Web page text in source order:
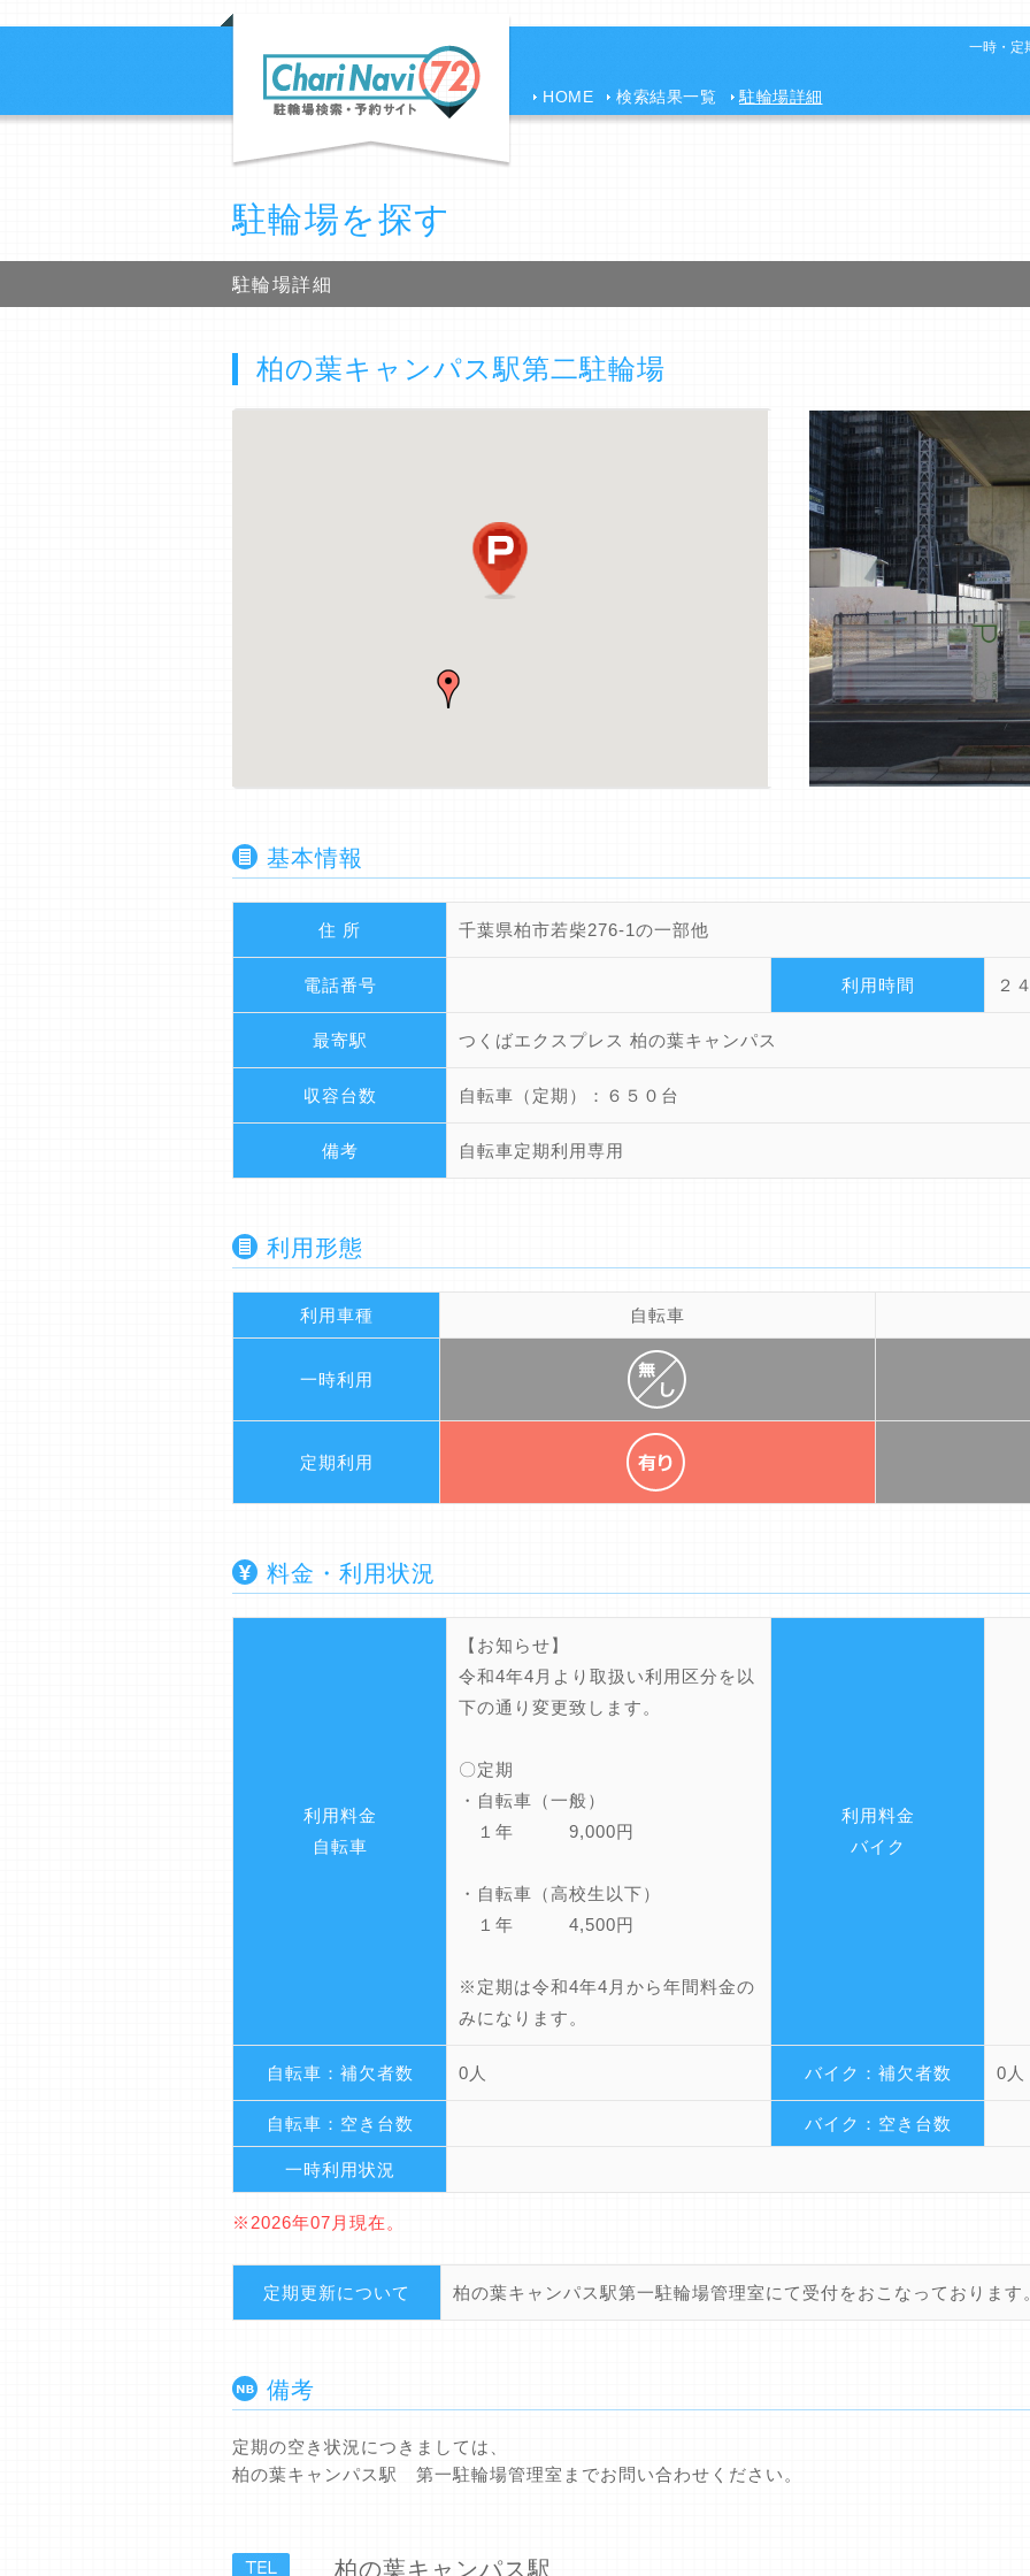
一時・定
HOME 検索結果一覧 駐輪場詳細
駐輪場を探す
駐輪場詳細
柏の葉キャンパス駅第二駐輪場
基本情報
住 所 千葉県柏市若柴276-1の一部他
電話番号 利用時間 ２
最寄駅 つくばエクスプレス 柏の葉キャンパス
収容台数 自転車（定期）：６５０台
備考 自転車定期利用専用
利用形態
利用車種 自転車
一時利用
定期利用
料金・利用状況
利用料金
自転車
【お知らせ】
令和4年4月より取扱い利用区分を以
下の通り変更致します。
〇定期
・自転車（一般）
１年 9,000円
・自転車（高校生以下）
１年 4,500円
※定期は令和4年4月から年間料金の
みになります。
利用料金
バイク
自転車：補欠者数 0人 バイク：補欠者数 0人
自転車：空き台数 バイク：空き台数
一時利用状況
※2026年07月現在。
定期更新について 柏の葉キャンパス駅第一駐輪場管理室にて受付をおこなっております
備考
定期の空き状況につきましては、
柏の葉キャンパス駅 第一駐輪場管理室までお問い合わせください。
柏の葉キャンパス駅